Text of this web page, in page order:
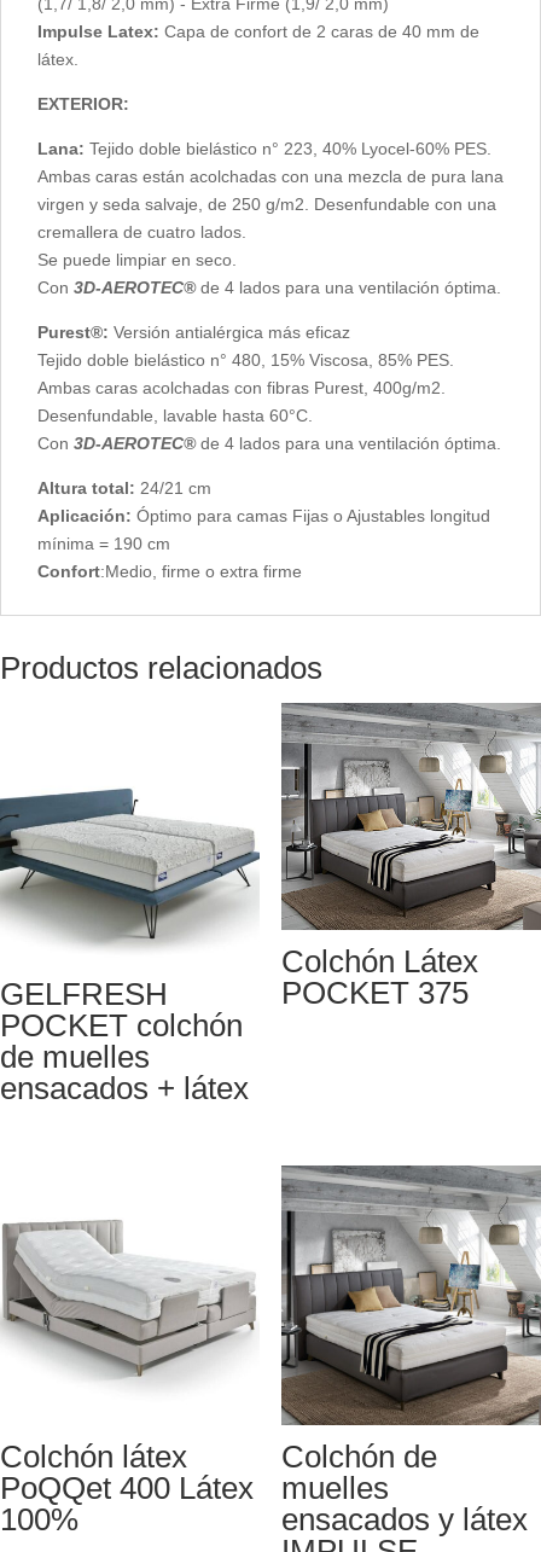
Impulse Latex: Capa de confort de 2 caras de 40 mm de
látex.
EXTERIOR:
Lana: Tejido doble bielástico n° 223, 40% Lyocel-60% PES.
Ambas caras están acolchadas con una mezcla de pura lana
virgen y seda salvaje, de 250 g/m2. Desenfundable con una
cremallera de cuatro lados.
Se puede limpiar en seco.
Con 3D-AEROTEC®de 4 lados para una ventilación óptima.
Purest®: Versión antialérgica más eficaz
Tejido doble bielástico n° 480, 15% Viscosa, 85% PES.
Ambas caras acolchadas con fibras Purest, 400g/m2.
Desenfundable, lavable hasta 60°C.
Con 3D-AEROTEC®de 4 lados para una ventilación óptima.
Altura total: 24/21 cm
Aplicación: Óptimo para camas Fijas o Ajustables longitud
mínima = 190 cm
Confort:Medio, firme o extra firme
Productos relacionados
GELFRESH
POCKET colchón
de muelles
ensacados + látex
Colchón Látex
POCKET 375
Colchón látex
PoQQet 400 Látex
100%
Colchón de
muelles
ensacados y látex